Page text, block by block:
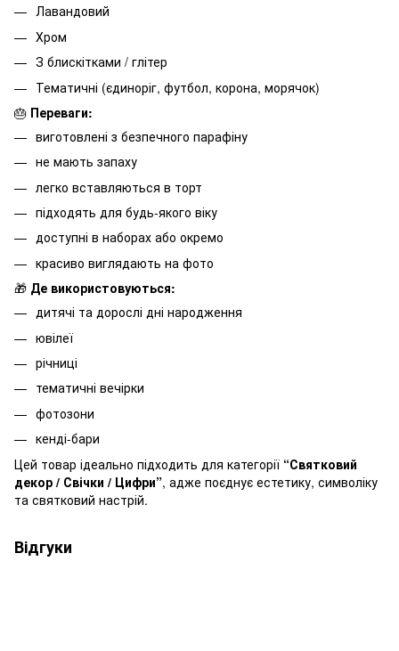
Лавандовий
Хром
З блискітками / глітер
Тематичні (єдиноріг, футбол, корона, морячок)
🎂 Переваги:
виготовлені з безпечного парафіну
не мають запаху
легко вставляються в торт
підходять для будь-якого віку
доступні в наборах або окремо
красиво виглядають на фото
🎁 Де використовуються:
дитячі та дорослі дні народження
ювілеї
річниці
тематичні вечірки
фотозони
кенді-бари
Цей товар ідеально підходить для категорії “Святковий
декор / Свічки / Цифри”, адже поєднує естетику, символіку
та святковий настрій.
Відгуки